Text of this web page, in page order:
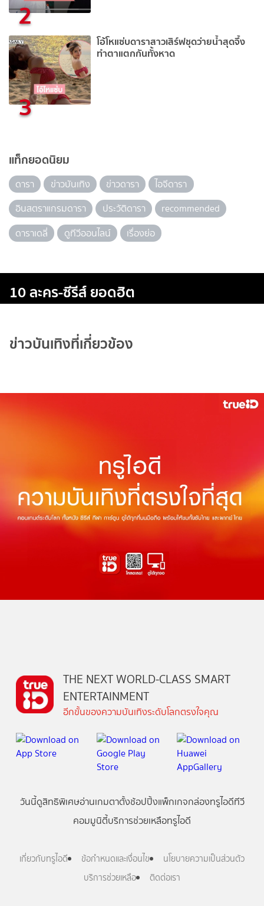
2
3
โอ้โหแซ่บดาราสาวเสิร์ฟชุดว่ายน้ำสุดจึ้ง
ทำตาแตกกันทั้งหาด
แท็กยอดนิยม
ดารา ข่าวบันเทิง ข่าวดารา
ไอจีดารา
อินสตราแกรมดารา
ประวัติดารา
recommended
ดาราเดลี่
ดูทีวีออนไลน์ เรื่องย่อ
10 ละคร-ซีรีส์ ยอดฮิต
ข่าวบันเทิงที่เกี่ยวข้อง
THE NEXT WORLD-CLASS SMART
ENTERTAINMENT
อีกขั้นของความบันเทิงระดับโลกตรงใจคุณ
วันนี้ดูสิทธิพิเศษอ่านเกมตาตั้งช้อปปิ้งแพ็กเกจกล่องทรูไอดีทีวี
คอมมูนิตี้บริการช่วยเหลือทรูไอดี
เกี่ยวกับทรูไอดี ข้อกำหนดและเงื่อนไข
นโยบายความเป็นส่วนตัว
บริการช่วยเหลือ
ติดต่อเรา